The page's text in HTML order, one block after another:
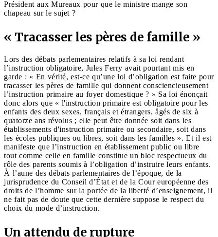
Président aux Mureaux pour que le ministre mange son
chapeau sur le sujet ?
« Tracasser les pères de famille »
Lors des débats parlementaires relatifs à sa loi rendant
l’instruction obligatoire, Jules Ferry avait pourtant mis en
garde : « En vérité, est-ce qu’une loi d’obligation est faite pour
tracasser les pères de famille qui donnent consciencieusement
l’instruction primaire au foyer domestique ? » Sa loi énonçait
donc alors que « l'instruction primaire est obligatoire pour les
enfants des deux sexes, français et étrangers, âgés de six à
quatorze ans révolus ; elle peut être donnée soit dans les
établissements d'instruction primaire ou secondaire, soit dans
les écoles publiques ou libres, soit dans les familles ». Et il est
manifeste que l’instruction en établissement public ou libre
tout comme celle en famille constitue un bloc respectueux du
rôle des parents soumis à l’obligation d’instruire leurs enfants.
À l’aune des débats parlementaires de l’époque, de la
jurisprudence du Conseil d’État et de la Cour européenne des
droits de l’homme sur la portée de la liberté d’enseignement, il
ne fait pas de doute que cette dernière suppose le respect du
choix du mode d’instruction.
Un attendu de rupture